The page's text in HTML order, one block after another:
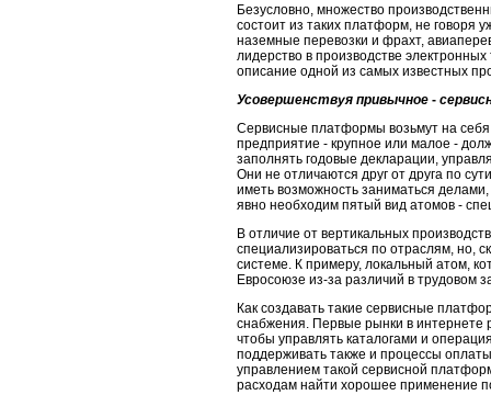
Безусловно, множество
состоит из таких платформ, не говоря
наземные перевозки и фрахт,
лидерство в произ­водстве
описание одной из самых известных
Усовершенствуя привычное -
Сервисные платформы возьмут на себя
предприятие - крупное или малое -
заполнять годовые декларации,
Они не отли­чаются друг от друга по
иметь возможность заниматься
явно необходим пятый вид атомов -
В отличие от вертикальных
специализироваться по отраслям, но,
системе. К примеру, локальный атом,
Евросоюзе из-за различий в трудовом
Как создавать такие сервисные
снабжения. Первые рынки в интер­нете
чтобы управлять каталогами и
поддерживать также и процес­сы
управлением такой сервисной
расходам найти хо­рошее применение